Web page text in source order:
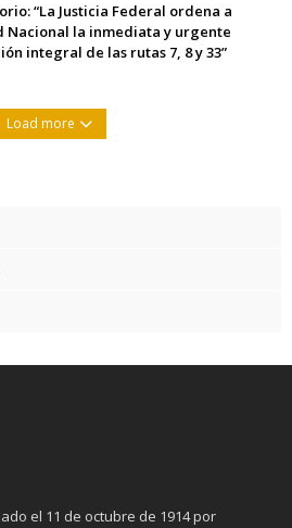
“La Justicia Federal ordena a
Nacional la inmediata y urgente
integral de las rutas 7, 8 y 33”
Load more
el 11 de octubre de 1914 por